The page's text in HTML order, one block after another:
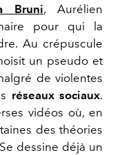
Bruni, Aurélien
pour qui la
Au crépuscule
un pseudo et
de violentes
réseaux sociaux.
vidéos où, en
des théories
dessine déjà un